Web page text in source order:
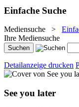
Einfache Suche
Mediensuche >
Ihre Mediensuche
Detailanzeige drucken
See you later